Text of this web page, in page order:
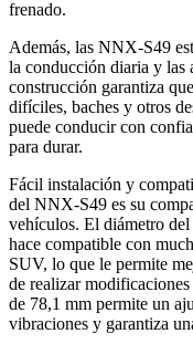
frenado.
Además, las NNX-S49
la conducción diaria y las
construcción garantiza
difíciles, baches y otros
puede conducir con
para durar.
Fácil instalación y
del NNX-S49 es su
vehículos. El diámetro
hace compatible con
SUV, lo que le permite
de realizar
de 78,1 mm permite un
vibraciones y garantiza